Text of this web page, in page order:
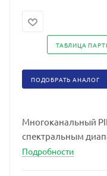
ТАБЛИЦА
ПОДОБРАТЬ АНАЛОГ
Многоканальный
спектральным
Подробности